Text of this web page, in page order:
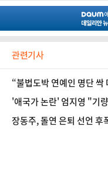
관련기사
“불법도박 연예인 명단
'애국가 논란' 엄지영 "기
장동주, 돌연 은퇴 선언